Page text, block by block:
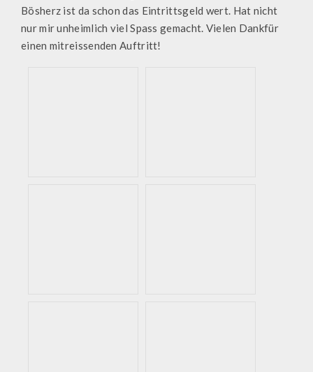
Bösherz ist da schon das Eintrittsgeld wert. Hat nicht
nur mir unheimlich viel Spass gemacht. Vielen Dankfür
einen mitreissenden Auftritt!